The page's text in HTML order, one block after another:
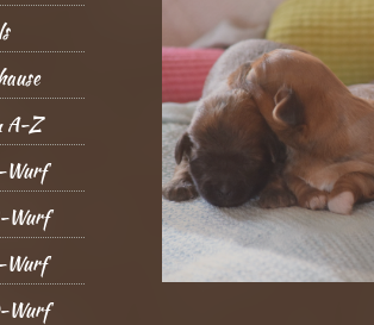
A-Z
Wurf
Wurf
Wurf
Wurf